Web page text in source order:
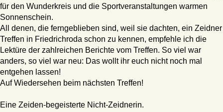
für den Wunderkreis und die Sportveranstaltungen warmen
Sonnenschein.
All denen, die ferngeblieben sind, weil sie dachten, ein Zeidner
Treffen in Friedrichroda schon zu kennen, empfehle ich die
Lektüre der zahlreichen Berichte vom Treffen. So viel war
anders, so viel war neu: Das wollt ihr euch nicht noch mal
entgehen lassen!
Auf Wiedersehen beim nächsten Treffen!
Eine Zeiden-begeisterte Nicht-Zeidnerin.